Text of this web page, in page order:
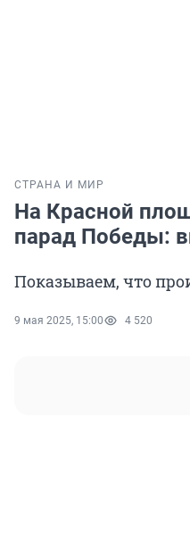
СТРАНА И МИР
На Красной
парад Победы:
Показываем, что
9 мая 2025, 15:00 4 520